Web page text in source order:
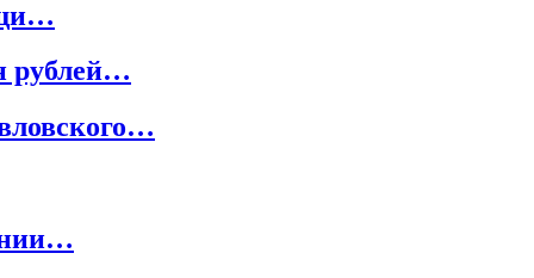
рублей…